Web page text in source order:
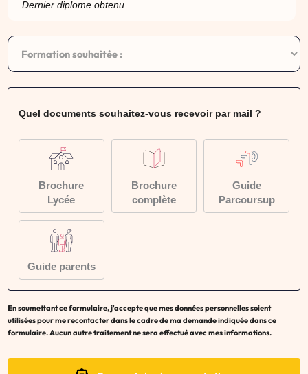
Quel documents souhaitez-vous recevoir par mail ?
Brochure
Lycée
Brochure
complète
Guide
Parcoursup
Guide parents
En soumettant ce formulaire, j'accepte que mes données personnelles soient
utilisées pour me recontacter dans le cadre de ma demande indiquée dans ce
formulaire. Aucun autre traitement ne sera effectué avec mes informations.